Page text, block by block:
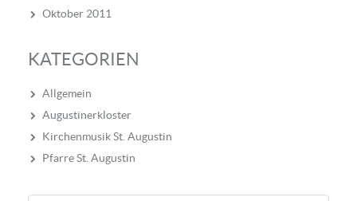
Oktober 2011
KATEGORIEN
Allgemein
Augustinerkloster
Kirchenmusik St. Augustin
Pfarre St. Augustin